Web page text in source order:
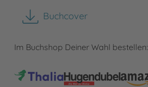
Buchcover
herunterladen
Im Buchshop Deiner Wahl bestellen: